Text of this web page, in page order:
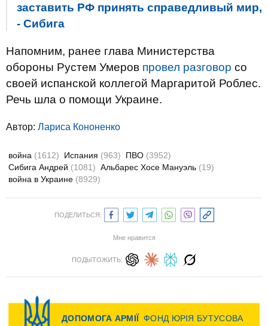
заставить РФ принять справедливый мир,
- Сибига
Напомним, ранее глава Министерства
обороны Рустем Умеров провел разговор со
своей испанской коллегой Маргаритой Роблес.
Речь шла о помощи Украине.
Автор: Лариса Кононенко
война (1612) Испания (963) ПВО (3952)
Сибига Андрей (1081) Альбарес Хосе Мануэль (19)
война в Украине (8929)
ПОДЕЛИТЬСЯ:
Мне нравится
ПОДЫТОЖИТЬ: